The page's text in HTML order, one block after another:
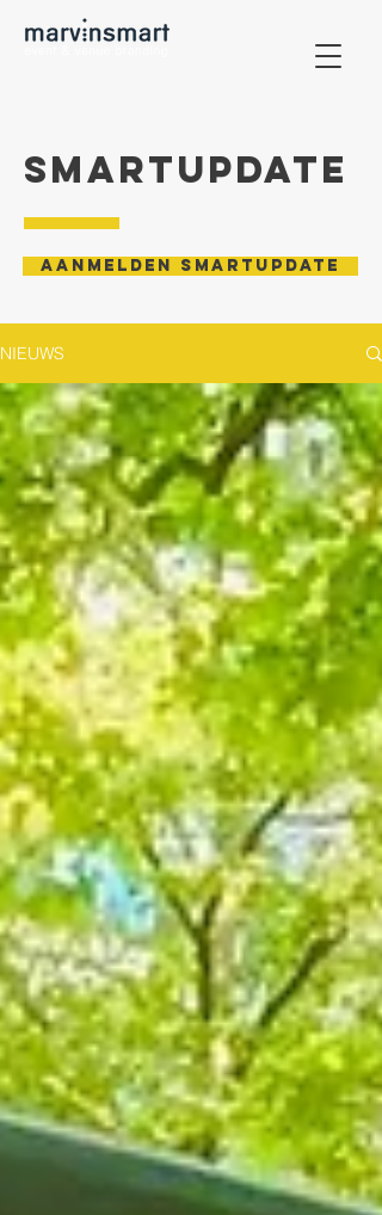
SMARTupdate
AANMELDEN SMARTUPDATE
NIEUWS